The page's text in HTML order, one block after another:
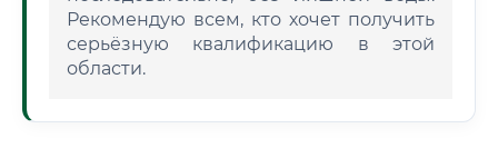
Рекомендую всем, кто хочет получить
серьёзную квалификацию в этой
области.